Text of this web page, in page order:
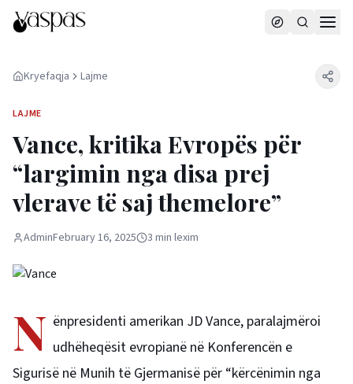
Kryefaqja Lajme
LAJME
Vance, kritika Evropës për
“largimin nga disa prej
vlerave të saj themelore”
AdminFebruary 16, 2025 3 min lexim
N ënpresidenti amerikan JD Vance, paralajmëroi
udhëheqësit evropianë në Konferencën e
Sigurisë në Munih të Gjermanisë për “kërcënimin nga